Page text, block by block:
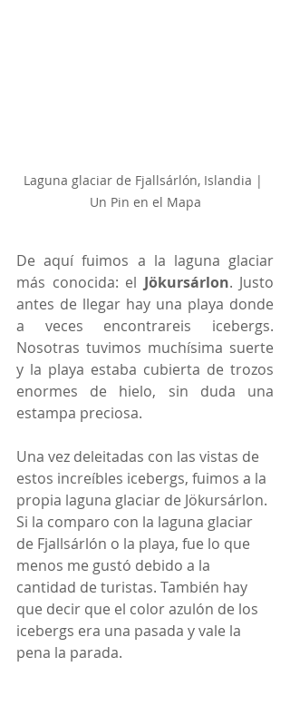
Laguna glaciar de Fjallsárlón, Islandia |
Un Pin en el Mapa
De aquí fuimos a la laguna glaciar
más conocida: el Jökursárlon. Justo
antes de llegar hay una playa donde
a veces encontrareis icebergs.
Nosotras tuvimos muchísima suerte
y la playa estaba cubierta de trozos
enormes de hielo, sin duda una
estampa preciosa.
Una vez deleitadas con las vistas de
estos increíbles icebergs, fuimos a la
propia laguna glaciar de Jökursárlon.
Si la comparo con la laguna glaciar
de Fjallsárlón o la playa, fue lo que
menos me gustó debido a la
cantidad de turistas. También hay
que decir que el color azulón de los
icebergs era una pasada y vale la
pena la parada.